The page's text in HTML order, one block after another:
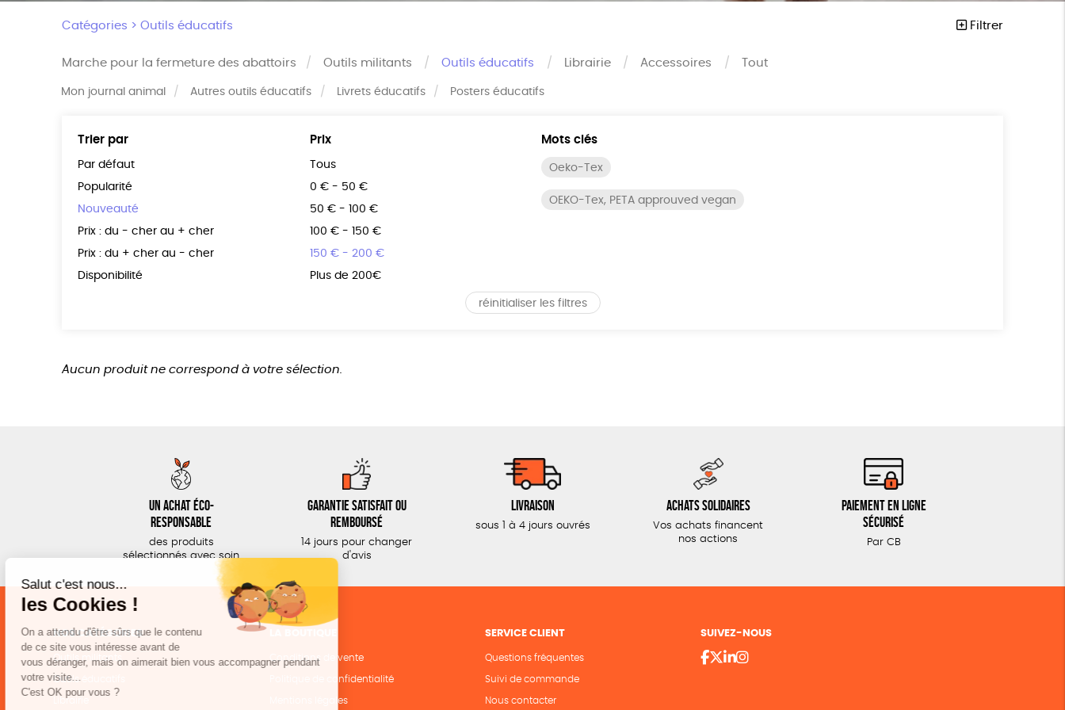
Catégories >Outils éducatifs Filtrer
Marche pour la fermeture des abattoirs Outils militants Outils éducatifs
Mon journal animal Autres outils éducatifs Livrets éducatifs Posters éducatifs
Librairie Accessoires Tout
Trier par
Par défaut
Popularité
Nouveauté
Prix : du - cher au + cher
Prix : du + cher au - cher
Disponibilité
Prix
Tous
0 € - 50 €
50 € - 100 €
100 € - 150 €
150 € - 200 €
Plus de 200€
Mots clés
Oeko-Tex
OEKO-Tex, PETA approuved vegan
réinitialiser les filtres
Aucun produit ne correspond à votre sélection.
Un achat éco-
responsable
des produits
sélectionnés avec soin
Garantie satisfait ou
remboursé
14 jours pour changer
d'avis
Livraison
sous 1 à 4 jours ouvrés
Achats solidaires
Vos achats financent
nos actions
Paiement en ligne
sécurisé
Par CB
NOS CATÉGORIES
Outils militants
Outils éducatifs
Librairie
Conditions de vente
Politique de confidentialité
Mentions légales
SERVICE CLIENT
Questions fréquentes
Suivi de commande
Nous contacter
SUIVEZ-NOUS